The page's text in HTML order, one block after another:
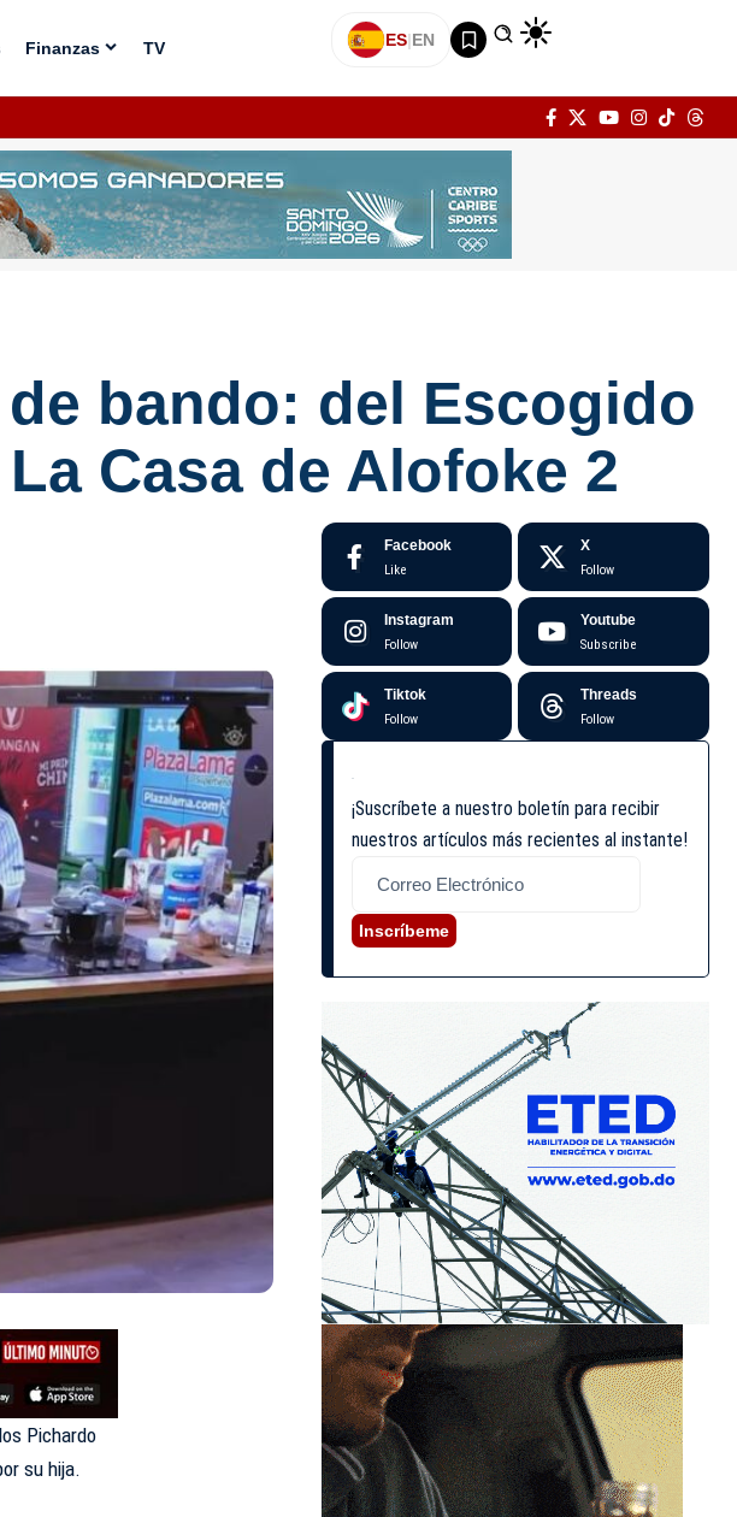
Finanzas TV ES|EN
bando: del Escogido
Casa de Alofoke 2
Pichardo
su hija.
Facebook
Like
X
Follow
Instagram
Follow
Youtube
Subscribe
Tiktok
Follow
Threads
Follow
¡Suscríbete a nuestro boletín para recibir
nuestros artículos más recientes al instante!
Inscríbeme